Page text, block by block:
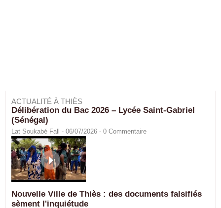
ACTUALITÉ À THIÈS
Délibération du Bac 2026 – Lycée Saint-Gabriel
(Sénégal)
Lat Soukabé Fall - 06/07/2026 - 0 Commentaire
Nouvelle Ville de Thiès : des documents falsifiés
sèment l'inquiétude